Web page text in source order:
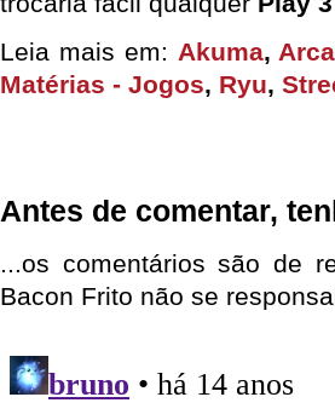
Leia mais em: Akuma,
Matérias - Jogos, Ryu,
Antes de comentar,
...os comentários são de
Bacon Frito não se